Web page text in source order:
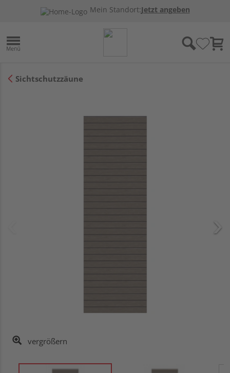
Mein Standort:Jetzt angeben
Sichtschutzzäune
vergrößern